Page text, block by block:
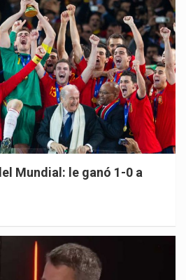
Mundial: le ganó 1-0 a